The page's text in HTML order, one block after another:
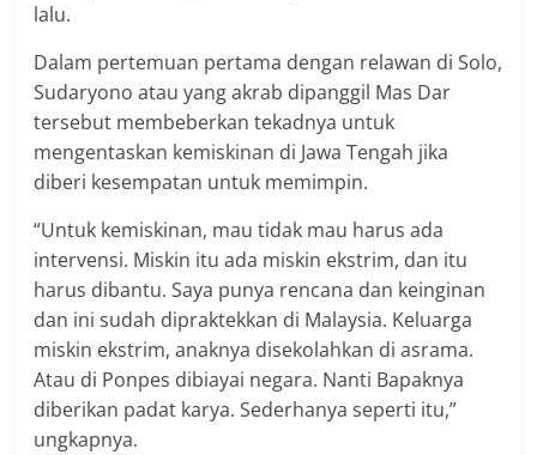
lalu.
Dalam pertemuan pertama dengan relawan di Solo,
Sudaryono atau yang akrab dipanggil Mas Dar
tersebut membeberkan tekadnya untuk
mengentaskan kemiskinan di Jawa Tengah jika
diberi kesempatan untuk memimpin.
“Untuk kemiskinan, mau tidak mau harus ada
intervensi. Miskin itu ada miskin ekstrim, dan itu
harus dibantu. Saya punya rencana dan keinginan
dan ini sudah dipraktekkan di Malaysia. Keluarga
miskin ekstrim, anaknya disekolahkan di asrama.
Atau di Ponpes dibiayai negara. Nanti Bapaknya
diberikan padat karya. Sederhanya seperti itu,”
ungkapnya.